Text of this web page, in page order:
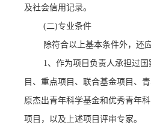
及社会信用记录。
(二)专业条件
除符合以上基本条件外，还
1、作为项目负责人承担过
目、重点项目、联合基金项目、
原杰出青年科学基金和优秀青年
项目，以及上述项目评审专家。